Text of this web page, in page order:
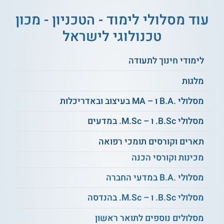
ניהול מידע באינטרנט תכנות מערכות
אוטומטים ושפות
על מוסד הלימוד
הטכניון הוא מוסד אקדמי שמתמקד בענפי המדעים
מציע שלל תכניות לימודים לתואר ראשון ולתארים מתקדמים. בין
מסלולי הלימודים נכלליםלימודי מתמטיקה לתואר ראשון
חומרים, לימודי הנדסה אזרחית, לימודי ביולוגיה, לימודי כימיה
עוד מסלולי לימוד - הטכניון - מכון
טכנולוגי לישראל
לימודי חינוך לתעודה
מלגות
מסלולי .B.A ו – MA בעיצוב ובאדריכלות
מסלולי B.Sc. ו – M.Sc. במדעים
תארים וקורסים תומכי רפואה
מכינות וקורסי הכנה
מסלולי .B.A במדעי החברה
מסלולי B.Sc. ו – M.Sc. בהנדסה
מסלולים נוספים לתואר ראשון